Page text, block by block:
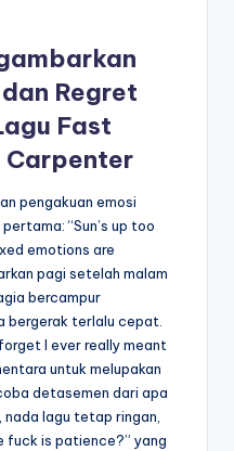
Regret
Fast
Carpenter
pengakuan emosi
“Sun’s up too
emotions are
pagi setelah malam
bercampur
bergerak terlalu cepat.
I ever really meant
untuk melupakan
detasemen dari apa
nada lagu tetap ringan,
fuck is patience?” yang